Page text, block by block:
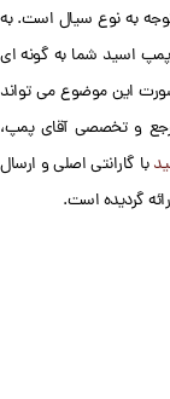
به نوع سیال است. به
پمپ اسید شما به گونه ای
این موضوع می تواند
و تخصصی آقای پمپ،
با گارانتی اصلی و ارسال
گردیده است.